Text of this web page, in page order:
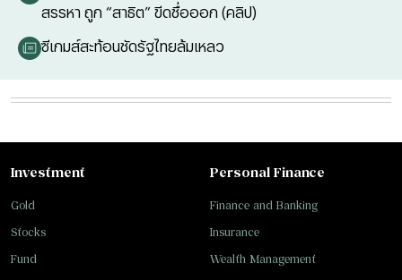
สรรหา ถูก “สาธิต” ขีดชื่อออก (คลิป)
ซีเกมส์สะท้อนชัดรัฐไทยล้มเหลว
Investment
Gold
Stocks
Fund
Personal Finance
Finance and Banking
Insurance
Wealth Management